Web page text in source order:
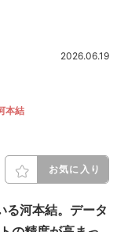
2026.06.19
本結
お気に入り
る河本結。データ